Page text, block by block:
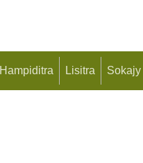
Hampiditra Lisitra Sokajy